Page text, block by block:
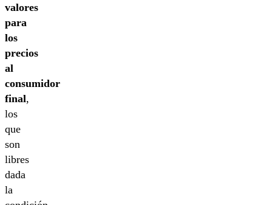
valores
para
los
precios
al
consumidor
final,
los
que
son
libres
dada
la